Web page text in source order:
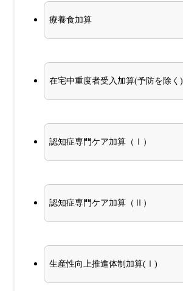
療養食加算
在宅中重度者受入加算(予防を除く)
認知症専門ケア加算（Ⅰ）
認知症専門ケア加算（Ⅱ）
生産性向上推進体制加算(Ⅰ)